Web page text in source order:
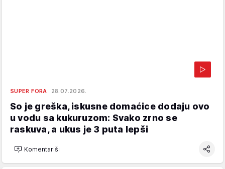
SUPER FORA 28.07.2026.
So je greška, iskusne domaćice dodaju ovo
u vodu sa kukuruzom: Svako zrno se
raskuva, a ukus je 3 puta lepši
Komentariši